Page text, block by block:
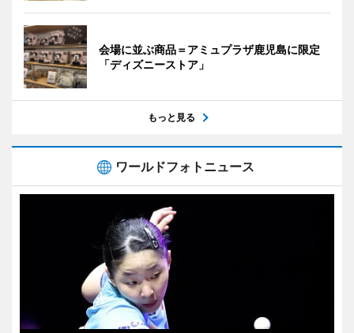
会場に並ぶ商品＝アミュプラザ鹿児島に限定
「ディズニーストア」
もっと見る
ワールドフォトニュース